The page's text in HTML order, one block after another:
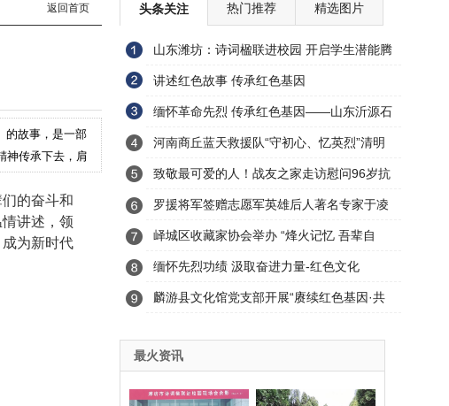
返回首页
的故事，是一部
神传承下去，肩
的奋斗和
讲述，领
为新时代
头条关注 热门推荐 精选图片
山东潍坊：诗词楹联进校园 开启学生潜能腾
飞翅膀
讲述红色故事 传承红色基因
缅怀革命先烈 传承红色基因——山东沂源石
桥镇开展清明祭英烈活动
河南商丘蓝天救援队“守初心、忆英烈”清明
节缅怀活动
致敬最可爱的人！战友之家走访慰问96岁抗
美援朝老兵
罗援将军签赠志愿军英雄后人著名专家于凌
宇抗美援朝战争最新力作
峄城区收藏家协会举办 “烽火记忆 吾辈自
强”红色史料展
缅怀先烈功绩 汲取奋进力量-红色文化
麟游县文化馆党支部开展“赓续红色基因·共
最火资讯